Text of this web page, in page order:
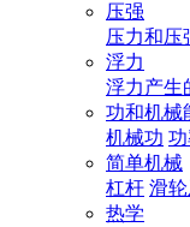
压强
压力和压
浮力
浮力产生
功和机械
机械功
简单机械
杠杆 滑
热学